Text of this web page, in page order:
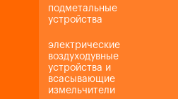
подметальные
устройства
электрические
воздуходувные
устройства и
всасывающие
измельчители